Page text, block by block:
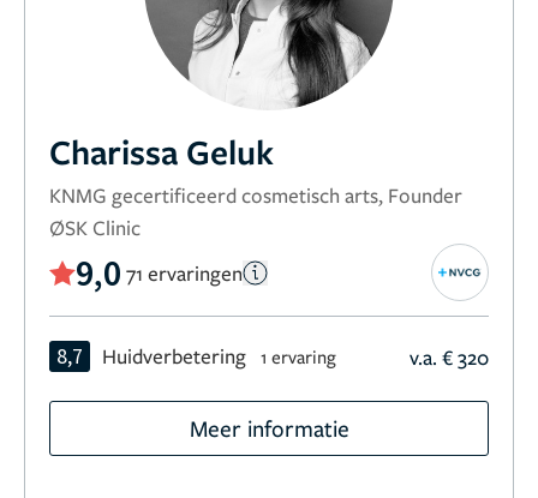
Charissa Geluk
KNMG gecertificeerd cosmetisch arts, Founder
ØSK Clinic
9,0 71 ervaringen
8,7 Huidverbetering 1 ervaring v.a. € 320
Meer informatie